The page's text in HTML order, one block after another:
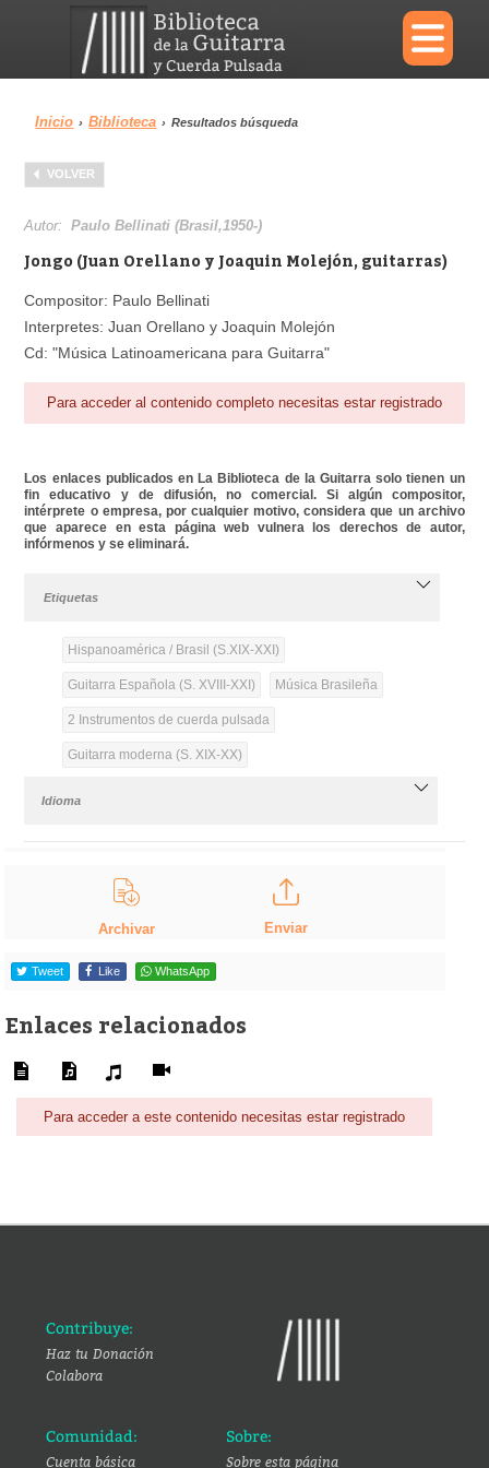
×
Menu
Biblioteca
Área personal Reproductor
Inicio › Biblioteca › Resultados búsqueda
VOLVER
Autor:Paulo Bellinati (Brasil,1950-)
Jongo (Juan Orellano y Joaquin Molejón, guitarras)
Compositor: Paulo Bellinati
Interpretes: Juan Orellano y Joaquin Molejón
Cd: "Música Latinoamericana para Guitarra"
Para acceder al contenido completo necesitas estar registrado
Los enlaces publicados en La Biblioteca de la Guitarra solo tienen un
fin educativo y de difusión, no comercial. Si algún compositor,
intérprete o empresa, por cualquier motivo, considera que un archivo
que aparece en esta página web vulnera los derechos de autor,
infórmenos y se eliminará.
Etiquetas
Hispanoamérica / Brasil (S.XIX-XXI)
Guitarra Española (S. XVIII-XXI) Música Brasileña
2 Instrumentos de cuerda pulsada
Guitarra moderna (S. XIX-XX)
Idioma
Archivar Enviar
Tweet Like WhatsApp
Enlaces relacionados
Para acceder a este contenido necesitas estar registrado
Contribuye:
Haz tu Donación
Colabora
Comunidad:
Cuenta básica
Sobre:
Sobre esta página